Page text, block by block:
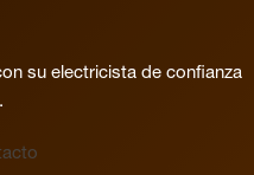
su electricista de confianza